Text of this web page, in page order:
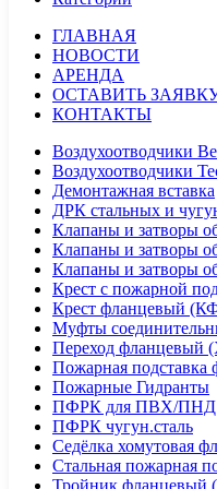
ГЛАВНАЯ
НОВОСТИ
АРЕНДА
ОСТАВИТЬ
КОНТАКТЫ
Воздухоотводчики
Воздухоотводчики
Демонтажная вставка
ДРК стальных и
Клапаны и затворы
Клапаны и затворы
Клапаны и затворы
Крест с пожарной
Крест фланцевый
Муфты
Переход фланцевый
Пожарная
Пожарные Гидранты
ПФРК для ПВХ/ПНД
ПФРК чугун.сталь
Седёлка хомутовая
Стальная пожарная
Тройник фланцевый